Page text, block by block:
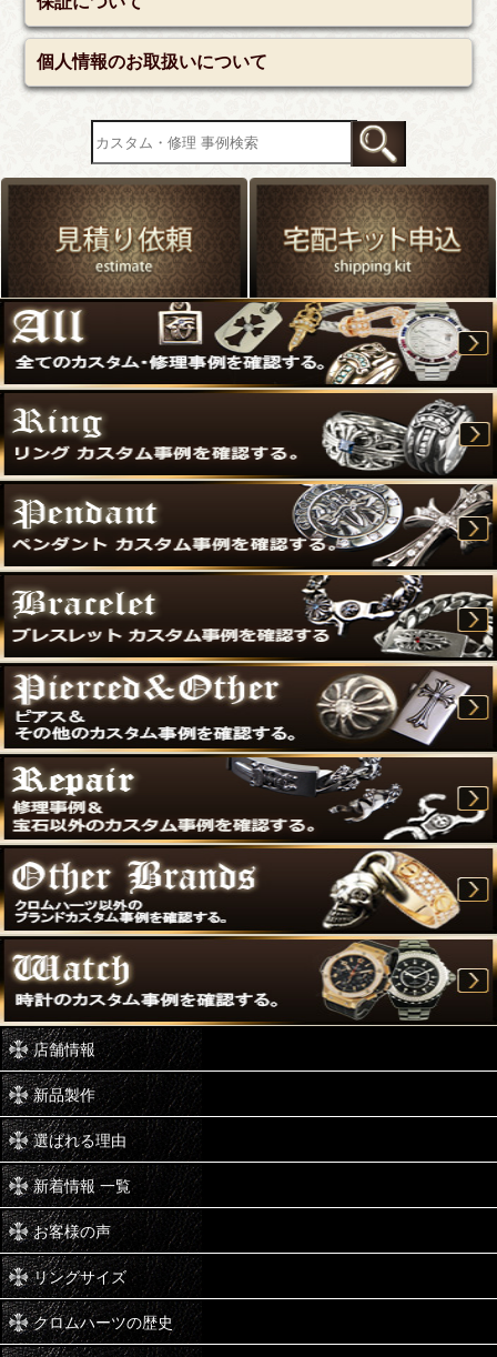
個人情報のお取扱いについて
店舗情報
新品製作
選ばれる理由
新着情報 一覧
お客様の声
リングサイズ
クロムハーツの歴史